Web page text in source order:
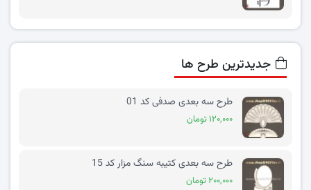
جدیدترین طرح ها
طرح سه بعدی صدفی کد 01
۱۲۰,۰۰۰ تومان
طرح سه بعدی کتیبه سنگ مزار کد 15
۲۰۰,۰۰۰ تومان